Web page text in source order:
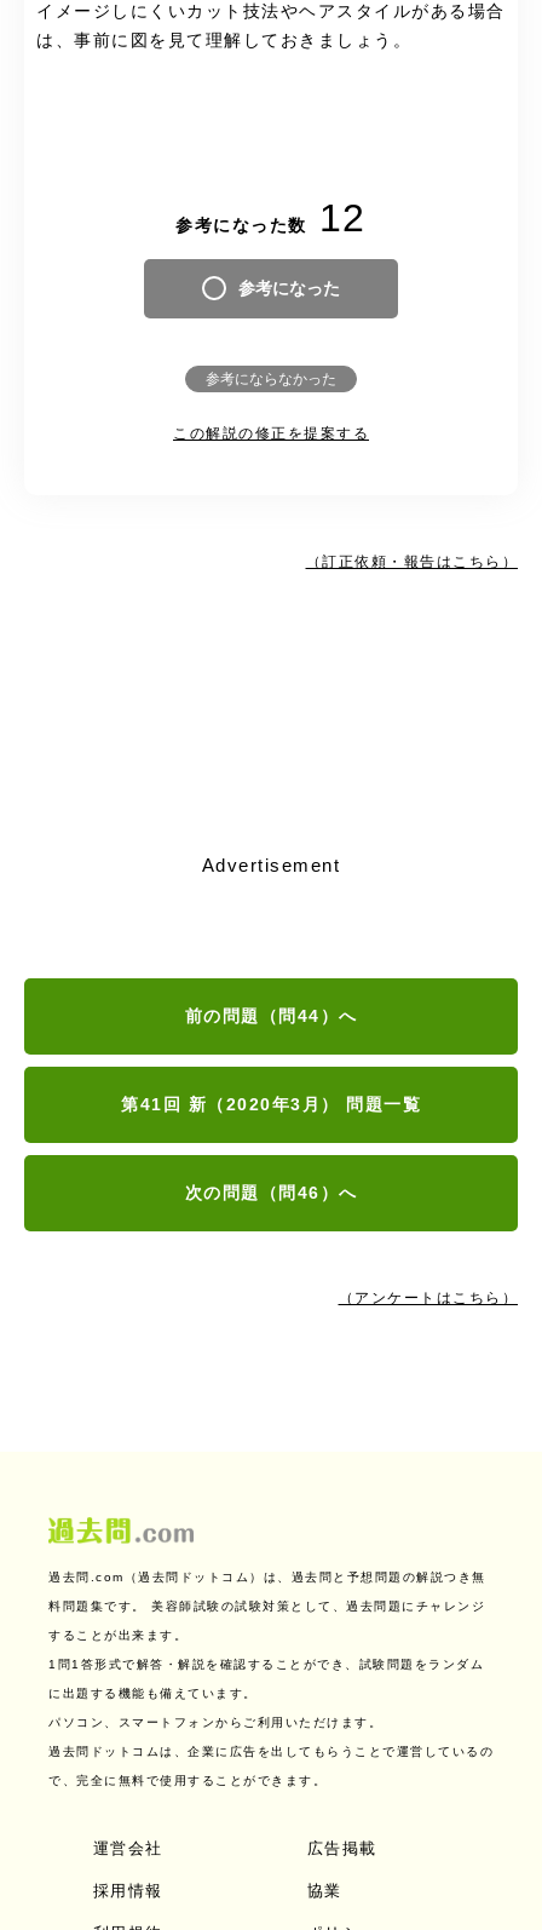
イメージしにくいカット技法やヘアスタイルがある場合
は、事前に図を見て理解しておきましょう。
参考になった数 12
参考になった
参考にならなかった
この解説の修正を提案する
（訂正依頼・報告はこちら）
Advertisement
前の問題（問44）へ
第41回 新（2020年3月） 問題一覧
次の問題（問46）へ
（アンケートはこちら）
過去問.com（過去問ドットコム）は、過去問と予想問題の解説つき無
料問題集です。 美容師試験の試験対策として、過去問題にチャレンジ
することが出来ます。
1問1答形式で解答・解説を確認することができ、試験問題をランダム
に出題する機能も備えています。
パソコン、スマートフォンからご利用いただけます。
過去問ドットコムは、企業に広告を出してもらうことで運営しているの
で、完全に無料で使用することができます。
運営会社 広告掲載
採用情報 協業